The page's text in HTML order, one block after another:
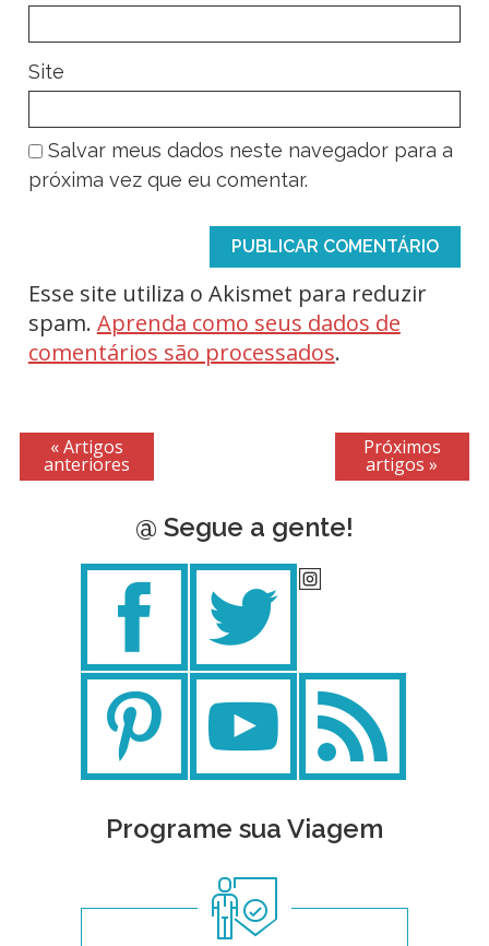
Site
Salvar meus dados neste navegador para a
próxima vez que eu comentar.
Esse site utiliza o Akismet para reduzir
spam. Aprenda como seus dados de
comentários são processados.
« Artigos
anteriores
Próximos
artigos »
@ Segue a gente!
Programe sua Viagem